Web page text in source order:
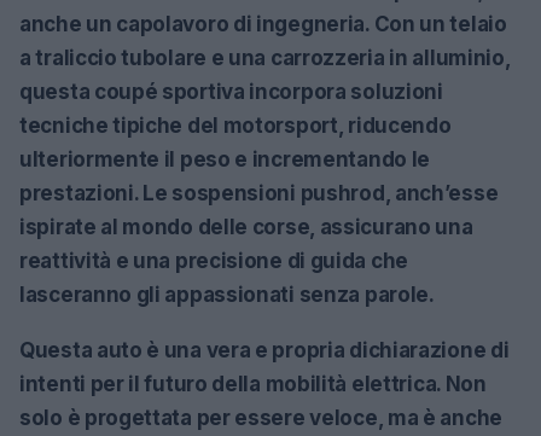
anche un capolavoro di ingegneria. Con un telaio
a traliccio tubolare e una carrozzeria in alluminio,
questa coupé sportiva incorpora soluzioni
tecniche tipiche del motorsport, riducendo
ulteriormente il peso e incrementando le
prestazioni. Le sospensioni pushrod, anch’esse
ispirate al mondo delle corse, assicurano una
reattività e una precisione di guida che
lasceranno gli appassionati senza parole.
Questa auto è una vera e propria dichiarazione di
intenti per il futuro della mobilità elettrica. Non
solo è progettata per essere veloce, ma è anche